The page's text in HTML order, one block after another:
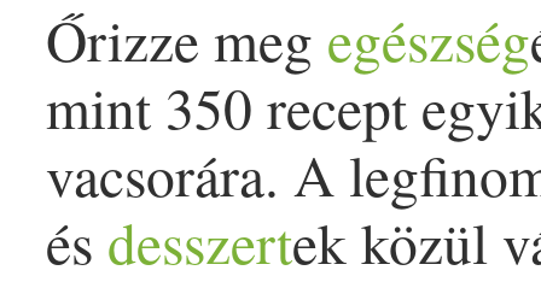
Őrizze meg egészség
mint 350 recept
vacsorára. A
és desszertek közül